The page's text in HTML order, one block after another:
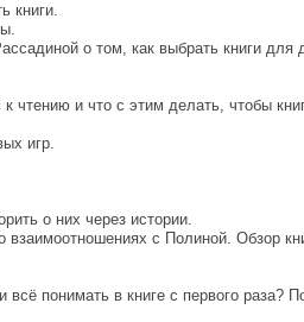
книги.
о том, как выбрать книги для
чтению и что с этим делать, чтобы
игр.
о них через истории.
с Полиной. Обзор
понимать в книге с первого раза?